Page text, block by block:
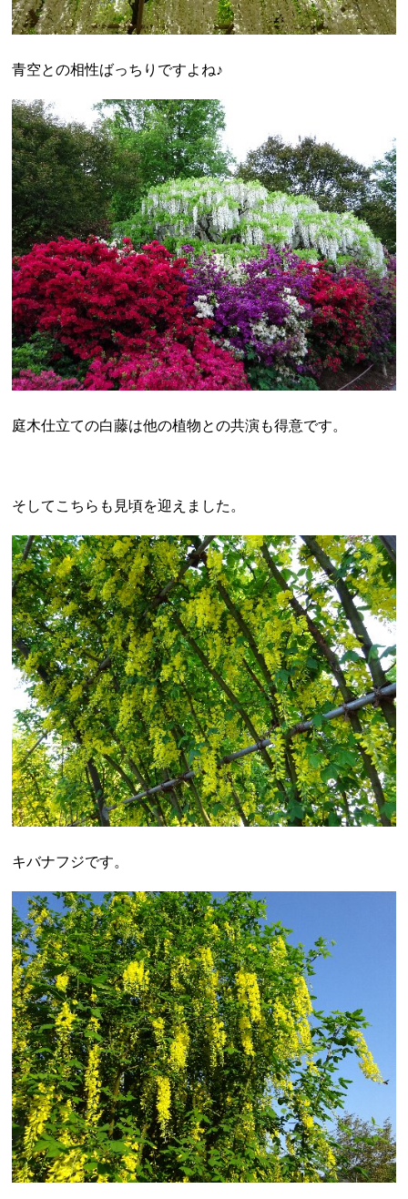
青空との相性ばっちりですよね♪
庭木仕立ての白藤は他の植物との共演も得意です。
そしてこちらも見頃を迎えました。
キバナフジです。